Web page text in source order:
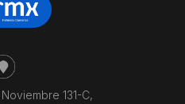
131-C,